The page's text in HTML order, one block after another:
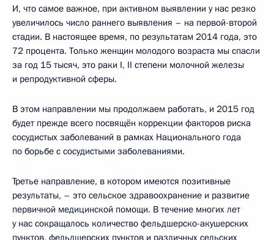
И, что самое важное, при активном выявлении у нас резко
увеличилось число раннего выявления – на первой-второй
стадии. В настоящее время, по результатам 2014 года, это
72 процента. Только женщин молодого возраста мы спасли
за год 15 тысяч, это раки I, II степени молочной железы
и репродуктивной сферы.
В этом направлении мы продолжаем работать, и 2015 год
будет прежде всего посвящён коррекции факторов риска
сосудистых заболеваний в рамках Национального года
по борьбе с сосудистыми заболеваниями.
Третье направление, в котором имеются позитивные
результаты, – это сельское здравоохранение и развитие
первичной медицинской помощи. В течение многих лет
у нас сокращалось количество фельдшерско-акушерских